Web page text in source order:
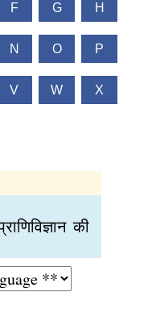
F G H
N O P
V W X
की